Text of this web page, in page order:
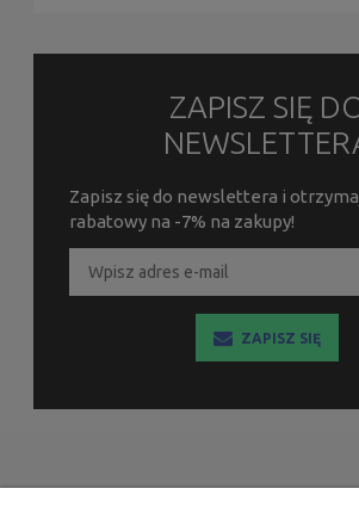
ZAPISZ SIĘ
Zapisz się do newslettera i
rabatowy na -7% na zakupy!
ZAPISZ SIĘ
INFORMACJE